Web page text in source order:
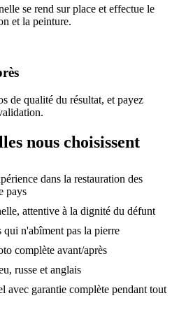
se rend sur place et effectue le
et la peinture.
de qualité du résultat, et payez
nous choisissent
dans la restauration des
pays
attentive à la dignité du défunt
qui n'abîment pas la pierre
complète avant/après
russe et anglais
avec garantie complète pendant tout